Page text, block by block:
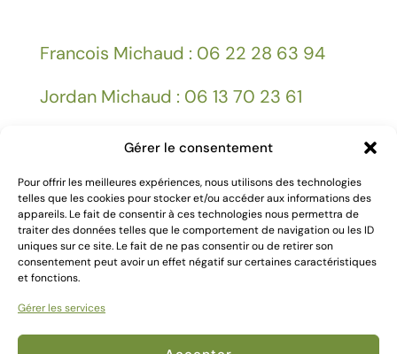
Gérer le consentement
Pour offrir les meilleures expériences, nous utilisons des technologies
telles que les cookies pour stocker et/ou accéder aux informations des
appareils. Le fait de consentir à ces technologies nous permettra de
traiter des données telles que le comportement de navigation ou les ID
uniques sur ce site. Le fait de ne pas consentir ou de retirer son
consentement peut avoir un effet négatif sur certaines caractéristiques
et fonctions.
Gérer les services
Francois Michaud : 06 22 28 63 94
Jordan Michaud : 06 13 70 23 61
Mentions légales